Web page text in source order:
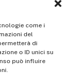
come i
del
di
o ID unici su
può influire